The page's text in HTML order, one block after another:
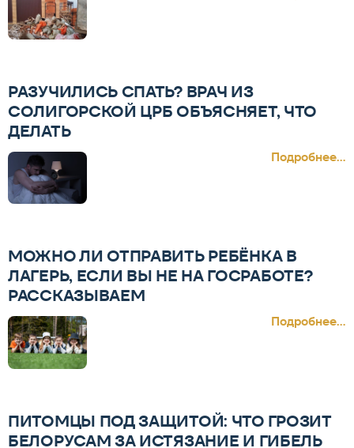
РАЗУЧИЛИСЬ СПАТЬ? ВРАЧ ИЗ
СОЛИГОРСКОЙ ЦРБ ОБЪЯСНЯЕТ, ЧТО
ДЕЛАТЬ
Подробнее...
МОЖНО ЛИ ОТПРАВИТЬ РЕБЁНКА В
ЛАГЕРЬ, ЕСЛИ ВЫ НЕ НА ГОСРАБОТЕ?
РАССКАЗЫВАЕМ
Подробнее...
ПИТОМЦЫ ПОД ЗАЩИТОЙ: ЧТО ГРОЗИТ
БЕЛОРУСАМ ЗА ИСТЯЗАНИЕ И ГИБЕЛЬ